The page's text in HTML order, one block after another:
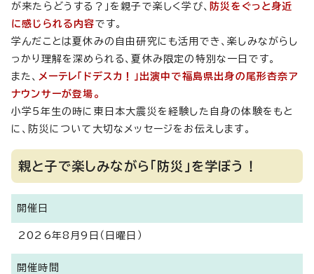
が来たらどうする？」を親子で楽しく学び、 防災をぐっと身近
に感じられる内容です。
学んだことは夏休みの自由研究にも活用でき、楽しみながらし
っかり理解を深められる、夏休み限定の特別な一日です。
また、 メーテレ「ドデスカ！」出演中で福島県出身の尾形杏奈ア
ナウンサーが登場。
小学5年生の時に東日本大震災を経験した自身の体験をもと
に、防災について大切なメッセージをお伝えします。
親と子で楽しみながら「防災」を学ぼう！
開催日
2026年8月9日（日曜日）
開催時間